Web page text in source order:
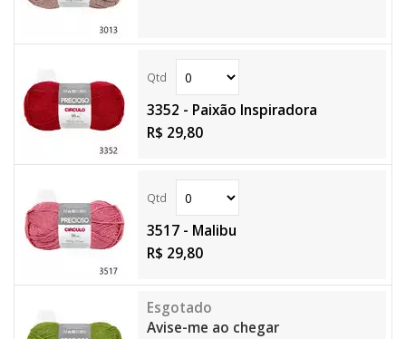
3352 - Paixão Inspiradora
R$ 29,80
3517 - Malibu
R$ 29,80
Avise-me ao chegar